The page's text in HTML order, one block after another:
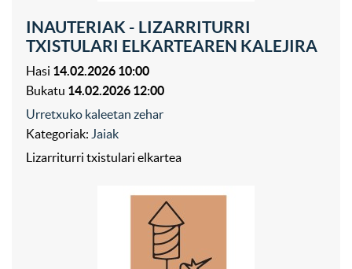
INAUTERIAK - LIZARRITURRI
TXISTULARI ELKARTEAREN KALEJIRA
Hasi 14.02.2026 10:00
Bukatu 14.02.2026 12:00
Urretxuko kaleetan zehar
Kategoriak: Jaiak
Lizarriturri txistulari elkartea